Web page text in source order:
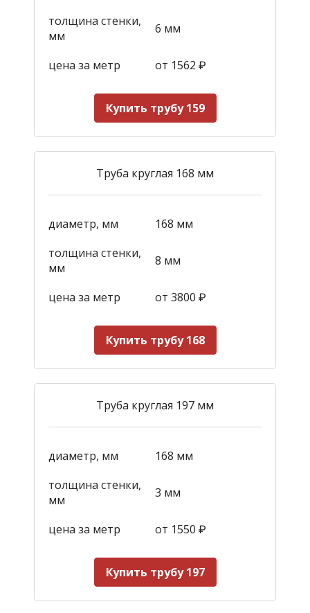
толщина стенки,
мм
6 мм
цена за метр от 1562 ₽
Купить трубу 159
Труба круглая 168 мм
диаметр, мм
168 мм
толщина стенки,
мм
8 мм
цена за метр от 3800 ₽
Купить трубу 168
Труба круглая 197 мм
диаметр, мм
168 мм
толщина стенки,
мм
3 мм
цена за метр от 1550 ₽
Купить трубу 197